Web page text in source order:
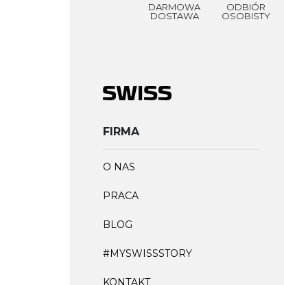
DARMOWA
DOSTAWA
ODBIÓR
OSOBISTY
FIRMA
O NAS
PRACA
BLOG
#MYSWISSSTORY
KONTAKT